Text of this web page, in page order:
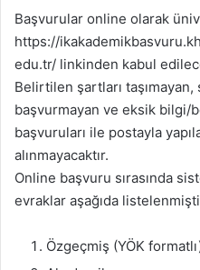
Başvurular online olarak
https://
edu.tr/ linkinden kabul
Belirtilen şartları
başvurmayan ve eksik bilgi/
başvuruları ile postayla
alınmayacaktır.
Online başvuru sırasında
evraklar aşağıda
Özgeçmiş (YÖK